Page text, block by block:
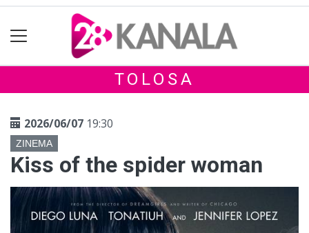
TOLOSA
2026/06/07 19:30
ZINEMA
Kiss of the spider woman